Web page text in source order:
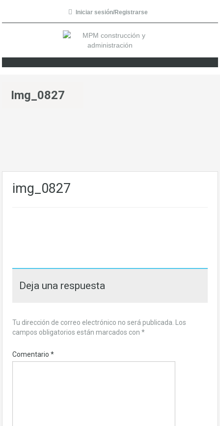
Iniciar sesión/Registrarse
Img_0827
img_0827
Deja una respuesta
Tu dirección de correo electrónico no será publicada.
Los
campos obligatorios están marcados con *
Comentario *